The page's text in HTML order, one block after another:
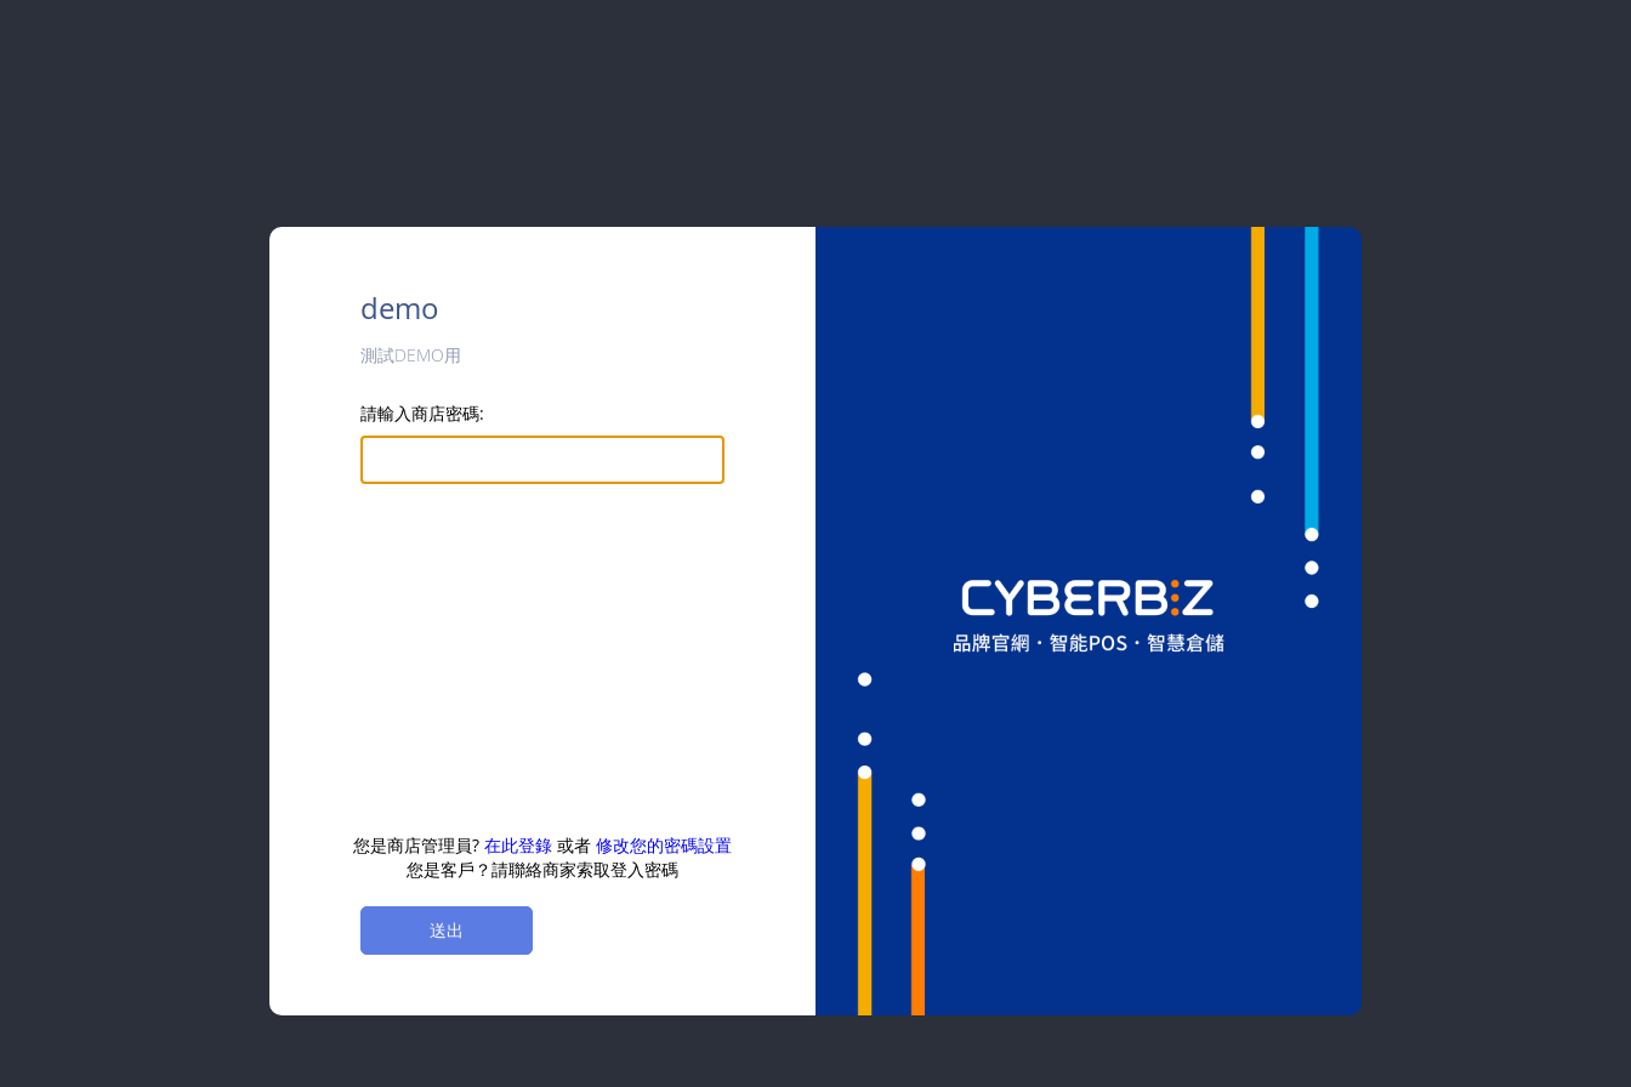
demo
測試DEMO用
請輸入商店密碼:
您是商店管理員? 在此登錄 或者 修改您的密碼設置
您是客戶？請聯絡商家索取登入密碼